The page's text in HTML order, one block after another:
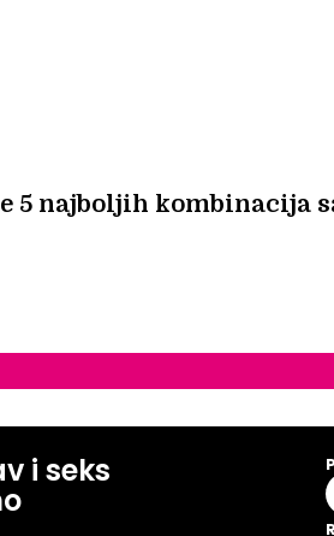
5 najboljih kombinacija
i seks